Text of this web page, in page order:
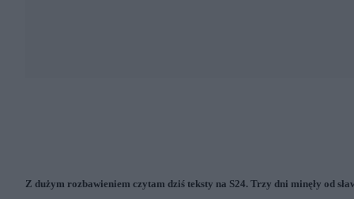
Z dużym rozbawieniem czytam dziś teksty na S24. Trzy dni minęły od